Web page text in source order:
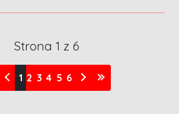
Strona 1 z 6
1 2 3 4 5 6